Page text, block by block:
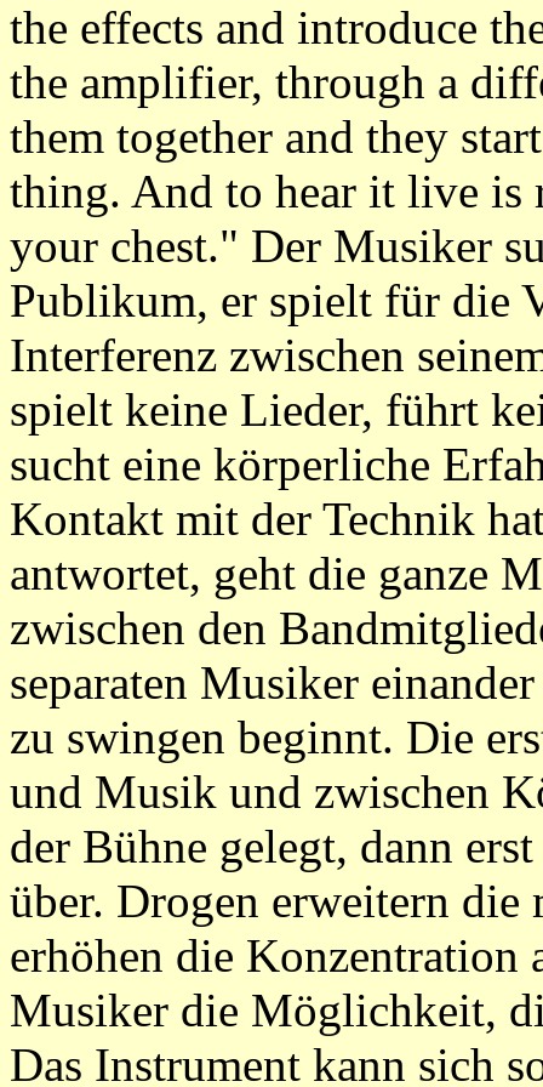
the effects and introduce
the amplifier, through a
them together and they
thing. And to hear it live is
your chest." Der Musiker
Publikum, er spielt für die
Interferenz zwischen
spielt keine Lieder, führt
sucht eine körperliche
Kontakt mit der Technik
antwortet, geht die ganze
zwischen den
separaten Musiker
zu swingen beginnt. Die
und Musik und zwischen
der Bühne gelegt, dann
über. Drogen erweitern
erhöhen die Konzentration
Musiker die Möglichkeit,
Das Instrument kann sich